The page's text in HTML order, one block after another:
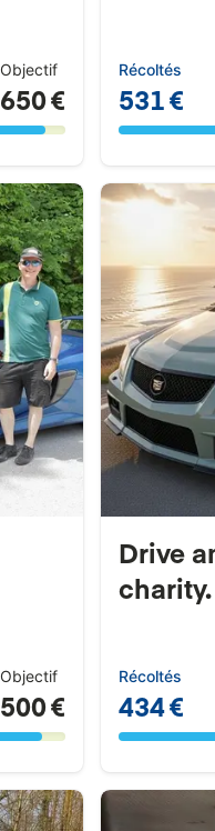
Objectif
650 €
Récoltés
531 €
Objectif
500 €
Drive
charity.
Récoltés
434 €